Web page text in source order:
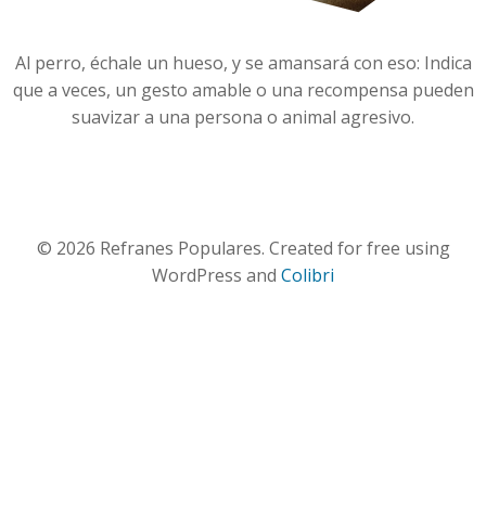
Al perro, échale un hueso, y se amansará con eso: Indica
que a veces, un gesto amable o una recompensa pueden
suavizar a una persona o animal agresivo.
© 2026 Refranes Populares. Created for free using
WordPress and Colibri